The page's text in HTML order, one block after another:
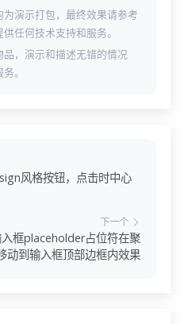
演示打包，最终效果请参考
任何技术支持和服务。
，演示和描述无错的情况
。
风格按钮，点击时中心
下一个
框placeholder占位符在聚
动到输入框顶部边框内效果